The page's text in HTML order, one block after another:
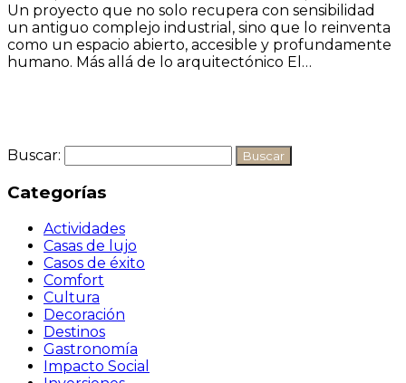
Un proyecto que no solo recupera con sensibilidad
un antiguo complejo industrial, sino que lo reinventa
como un espacio abierto, accesible y profundamente
humano. Más allá de lo arquitectónico El…
Buscar:
Categorías
Actividades
Casas de lujo
Casos de éxito
Comfort
Cultura
Decoración
Destinos
Gastronomía
Impacto Social